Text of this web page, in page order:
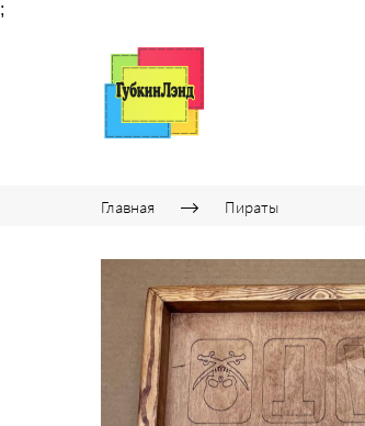
;
Главная Пираты